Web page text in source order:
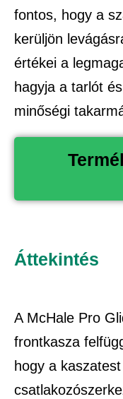
fontos, hogy a
kerüljön
értékei a
hagyja a tarlót
minőségi
Áttekintés
A McHale Pro
frontkasza
hogy a